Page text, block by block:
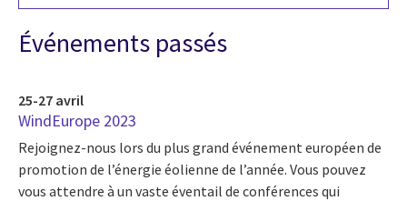
Événements passés
25-27 avril
WindEurope 2023
Rejoignez-nous lors du plus grand événement européen de
promotion de l’énergie éolienne de l’année. Vous pouvez
vous attendre à un vaste éventail de conférences qui